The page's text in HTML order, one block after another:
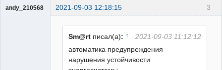
3
andy_210568 2021-09-03 12:18:15
Sm@rt писал(а): ↑
2021-09-03 11:12:12
автоматика предупреждения
нарушения устойчивости